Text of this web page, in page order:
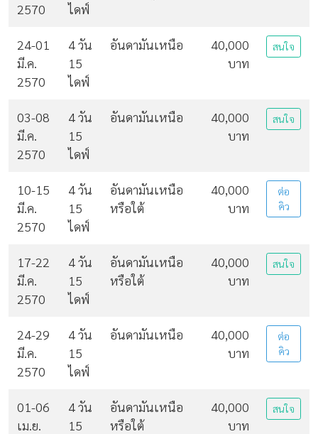
2570
ไดฟ์
24-01
มี.ค.
2570
4 วัน
15
ไดฟ์
อันดามันเหนือ
40,000
บาท
สนใจ
03-08
มี.ค.
2570
4 วัน
15
ไดฟ์
อันดามันเหนือ
40,000
บาท
สนใจ
10-15
มี.ค.
2570
4 วัน
15
ไดฟ์
อันดามันเหนือ
หรือใต้
40,000
บาท
ต่อ
คิว
17-22
มี.ค.
2570
4 วัน
15
ไดฟ์
อันดามันเหนือ
หรือใต้
40,000
บาท
สนใจ
24-29
มี.ค.
2570
4 วัน
15
ไดฟ์
อันดามันเหนือ
40,000
บาท
ต่อ
คิว
01-06
เม.ย.
4 วัน
15
อันดามันเหนือ
หรือใต้
40,000
บาท
สนใจ